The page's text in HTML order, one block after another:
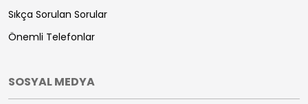
Sıkça Sorulan Sorular
Önemli Telefonlar
SOSYAL MEDYA